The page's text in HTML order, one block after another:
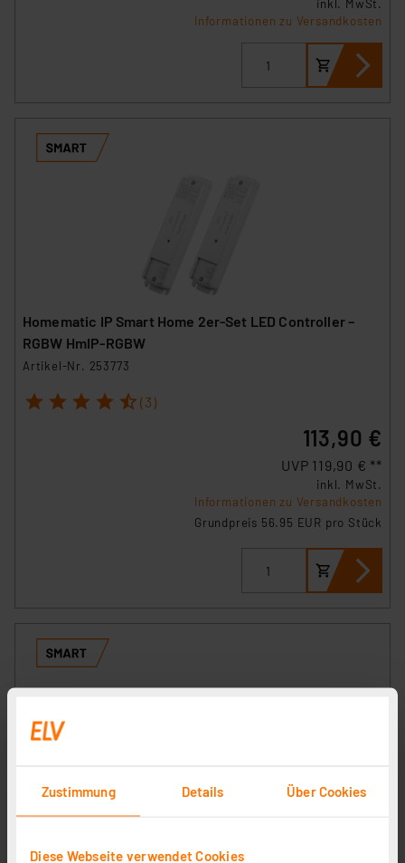
Zustimmung Details Über Cookies
Diese Webseite verwendet Cookies
inkl. MwSt.
Informationen zu Versandkosten
Homematic IP Smart Home 2er-Set LED Controller –
RGBW HmIP-RGBW
Artikel-Nr. 253773
1 2 3 4 5 (3)
113,90 €
UVP 119,90 € **
inkl. MwSt.
Informationen zu Versandkosten
Grundpreis 56.95 EUR pro Stück
RGBW HmIP-RGBW